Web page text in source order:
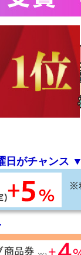
日がチャンス ▼